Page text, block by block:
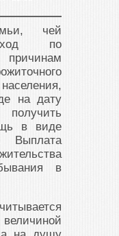
чей
по
на дату
в виде
Выплата
в